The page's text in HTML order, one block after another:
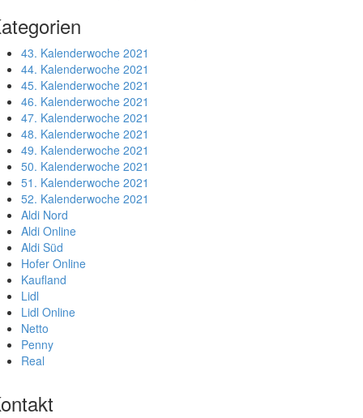
43. Kalenderwoche 2021
44. Kalenderwoche 2021
45. Kalenderwoche 2021
46. Kalenderwoche 2021
47. Kalenderwoche 2021
48. Kalenderwoche 2021
49. Kalenderwoche 2021
50. Kalenderwoche 2021
51. Kalenderwoche 2021
52. Kalenderwoche 2021
Aldi Nord
Aldi Online
Aldi Süd
Hofer Online
Kaufland
Lidl
Lidl Online
Netto
Penny
Real